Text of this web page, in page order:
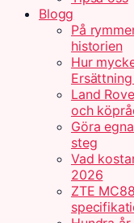
Blogg
På
historien
Hur
Land
och
Göra
steg
Vad
2026
ZTE